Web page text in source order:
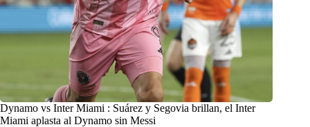
Dynamo vs Inter Miami : Suárez y Segovia brillan, el Inter
Miami aplasta al Dynamo sin Messi